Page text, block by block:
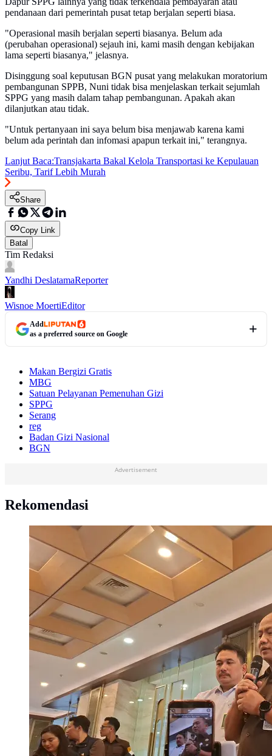
pendanaan dari pemerintah pusat tetap berjalan seperti biasa.
"Operasional masih berjalan seperti biasanya. Belum ada
(perubahan operasional) sejauh ini, kami masih dengan kebijakan
lama seperti biasanya," jelasnya.
Disinggung soal keputusan BGN pusat yang melakukan moratorium
pembangunan SPPB, Nuni tidak bisa menjelaskan terkait sejumlah
SPPG yang masih dalam tahap pembangunan. Apakah akan
dilanjutkan atau tidak.
"Untuk pertanyaan ini saya belum bisa menjawab karena kami
belum ada perintah dan infomasi apapun terkait ini," terangnya.
Lanjut Baca:Transjakarta Bakal Kelola Transportasi ke Kepulauan
Seribu, Tarif Lebih Murah
Share
Copy Link
Batal
Tim Redaksi
Yandhi DeslatamaReporter
Wisnoe MoertiEditor
Add
as a preferred source on Google
Makan Bergizi Gratis
MBG
Satuan Pelayanan Pemenuhan Gizi
SPPG
Serang
reg
Badan Gizi Nasional
BGN
Advertisement
Rekomendasi